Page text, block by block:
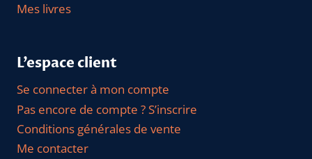
Mes livres
L’espace client
Se connecter à mon compte
Pas encore de compte ? S’inscrire
Conditions générales de vente
Me contacter